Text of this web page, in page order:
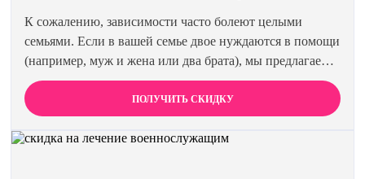
К сожалению, зависимости часто болеют целыми
семьями. Если в вашей семье двое нуждаются в помощи
(например, муж и жена или два брата), мы предлагаем
специальную цену на одновременное лечение. Второй
член семьи получает скидку 15%. Лечиться вместе
эффективнее и выгоднее.
ПОЛУЧИТЬ СКИДКУ